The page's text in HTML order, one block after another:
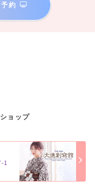
約
ョップ
1